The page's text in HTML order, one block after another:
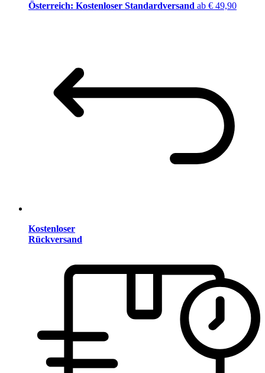
Österreich: Kostenloser Standardversand ab € 49,90
Kostenloser
Rückversand